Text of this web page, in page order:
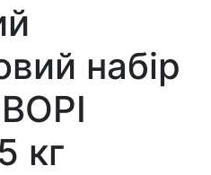
набір
кг